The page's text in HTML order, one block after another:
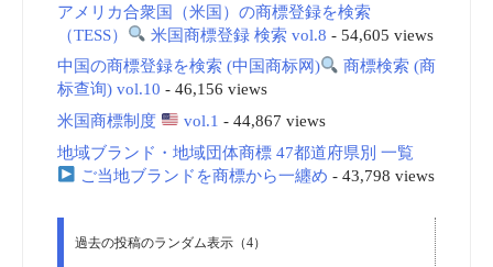
アメリカ合衆国（米国）の商標登録を検索
（TESS）
米国商標登録 検索 vol.8 - 54,605 views
中国の商標登録を検索 (中国商标网)
商標検索 (商
标查询) vol.10 - 46,156 views
米国商標制度
vol.1 - 44,867 views
地域ブランド・地域団体商標 47都道府県別 一覧
ご当地ブランドを商標から一纏め - 43,798 views
過去の投稿のランダム表示（4）